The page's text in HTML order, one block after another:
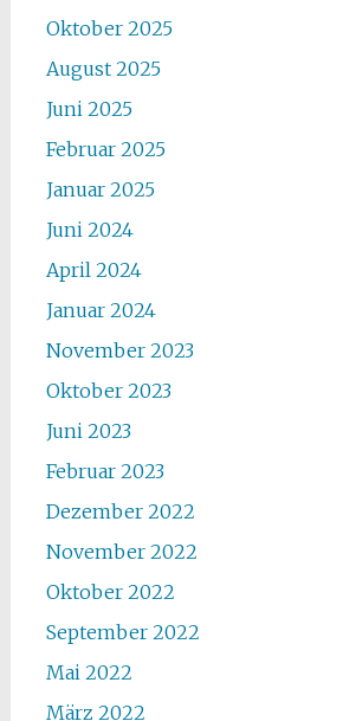
Oktober 2025
August 2025
Juni 2025
Februar 2025
Januar 2025
Juni 2024
April 2024
Januar 2024
November 2023
Oktober 2023
Juni 2023
Februar 2023
Dezember 2022
November 2022
Oktober 2022
September 2022
Mai 2022
März 2022